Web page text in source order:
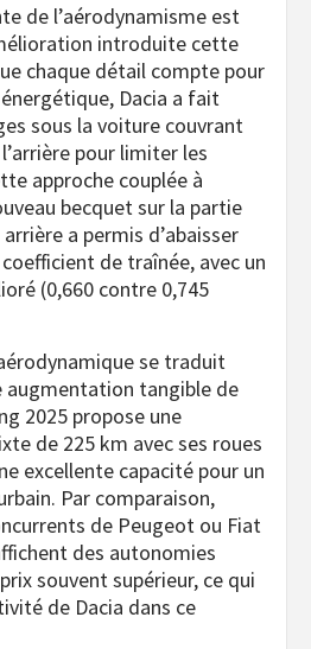
de l’aérodynamisme est
introduite cette
chaque détail compte pour
Dacia a fait
sous la voiture couvrant
pour limiter les
approche couplée à
becquet sur la partie
a permis d’abaisser
de traînée, avec un
(0,660 contre 0,745
se traduit
augmentation tangible de
2025 propose une
de 225 km avec ses roues
excellente capacité pour un
Par comparaison,
de Peugeot ou Fiat
des autonomies
souvent supérieur, ce qui
de Dacia dans ce